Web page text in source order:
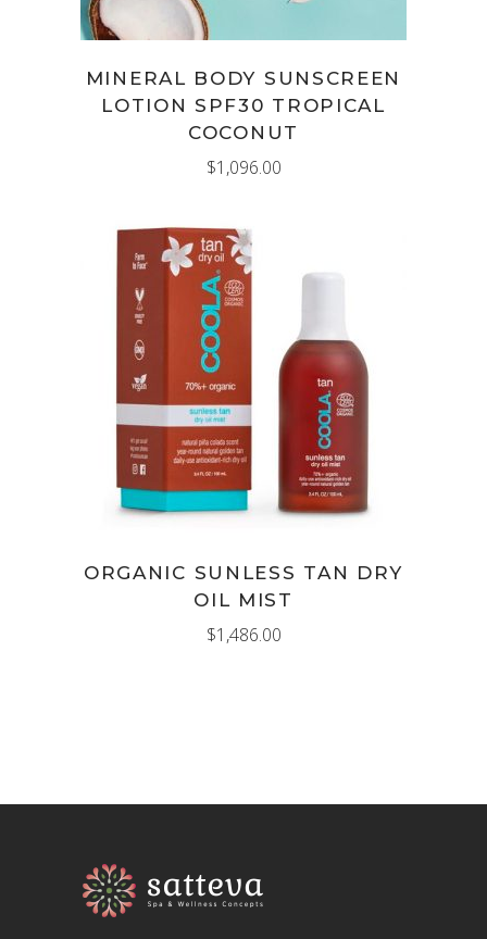
MINERAL BODY SUNSCREEN
LOTION SPF30 TROPICAL
COCONUT
$1,096.00
AÑADIR AL CARRITO
ORGANIC SUNLESS TAN DRY
OIL MIST
$1,486.00